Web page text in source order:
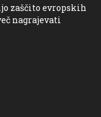
zaščito evropskih
nagrajevati